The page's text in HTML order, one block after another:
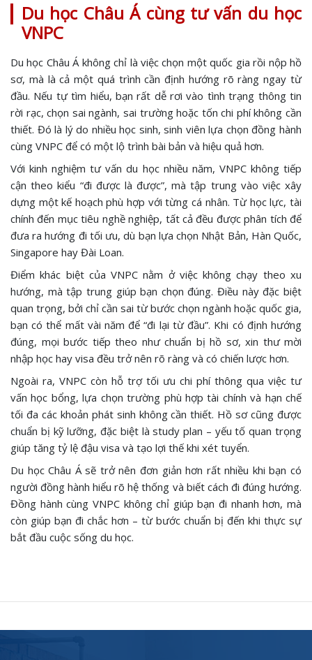
Du học Châu Á cùng tư vấn du học
VNPC
Du học Châu Á không chỉ là việc chọn một quốc gia rồi nộp hồ
sơ, mà là cả một quá trình cần định hướng rõ ràng ngay từ
đầu. Nếu tự tìm hiểu, bạn rất dễ rơi vào tình trạng thông tin
rời rạc, chọn sai ngành, sai trường hoặc tốn chi phí không cần
thiết. Đó là lý do nhiều học sinh, sinh viên lựa chọn đồng hành
cùng VNPC để có một lộ trình bài bản và hiệu quả hơn.
Với kinh nghiệm tư vấn du học nhiều năm, VNPC không tiếp
cận theo kiểu “đi được là được”, mà tập trung vào việc xây
dựng một kế hoạch phù hợp với từng cá nhân. Từ học lực, tài
chính đến mục tiêu nghề nghiệp, tất cả đều được phân tích để
đưa ra hướng đi tối ưu, dù bạn lựa chọn Nhật Bản, Hàn Quốc,
Singapore hay Đài Loan.
Điểm khác biệt của VNPC nằm ở việc không chạy theo xu
hướng, mà tập trung giúp bạn chọn đúng. Điều này đặc biệt
quan trọng, bởi chỉ cần sai từ bước chọn ngành hoặc quốc gia,
bạn có thể mất vài năm để “đi lại từ đầu”. Khi có định hướng
đúng, mọi bước tiếp theo như chuẩn bị hồ sơ, xin thư mời
nhập học hay visa đều trở nên rõ ràng và có chiến lược hơn.
Ngoài ra, VNPC còn hỗ trợ tối ưu chi phí thông qua việc tư
vấn học bổng, lựa chọn trường phù hợp tài chính và hạn chế
tối đa các khoản phát sinh không cần thiết. Hồ sơ cũng được
chuẩn bị kỹ lưỡng, đặc biệt là study plan – yếu tố quan trọng
giúp tăng tỷ lệ đậu visa và tạo lợi thế khi xét tuyển.
Du học Châu Á sẽ trở nên đơn giản hơn rất nhiều khi bạn có
người đồng hành hiểu rõ hệ thống và biết cách đi đúng hướng.
Đồng hành cùng VNPC không chỉ giúp bạn đi nhanh hơn, mà
còn giúp bạn đi chắc hơn – từ bước chuẩn bị đến khi thực sự
bắt đầu cuộc sống du học.